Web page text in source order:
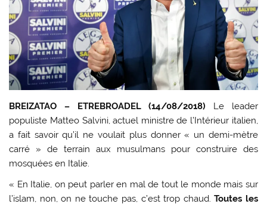
BREIZATAO – ETREBROADEL (14/08/2018) Le leader
populiste Matteo Salvini, actuel ministre de l’Intérieur italien,
a fait savoir qu’il ne voulait plus donner « un demi-mètre
carré » de terrain aux musulmans pour construire des
mosquées en Italie.
« En Italie, on peut parler en mal de tout le monde mais sur
l’islam, non, on ne touche pas, c’est trop chaud.Toutes les